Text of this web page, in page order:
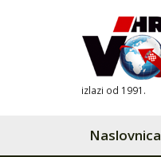
izlazi od 1991.
Naslovnica